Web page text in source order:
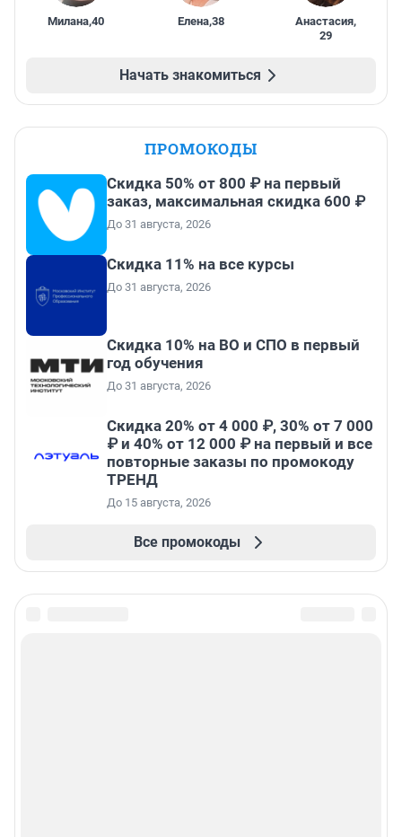
Милана,40 Елена,38 Анастасия,
29
Начать знакомиться
ПРОМОКОДЫ
Скидка 50% от 800 ₽ на первый
заказ, максимальная скидка 600 ₽
До 31 августа, 2026
Скидка 11% на все курсы
До 31 августа, 2026
Скидка 10% на ВО и СПО в первый
год обучения
До 31 августа, 2026
Скидка 20% от 4 000 ₽, 30% от 7 000
₽ и 40% от 12 000 ₽ на первый и все
повторные заказы по промокоду
ТРЕНД
До 15 августа, 2026
Все промокоды